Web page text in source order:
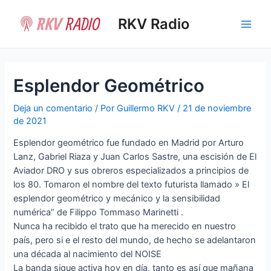
contenido
RKV Radio
Esplendor Geométrico
Deja un comentario / PorGuillermo RKV/ 21 de noviembre
de 2021
Esplendor geométrico fue fundado en Madrid por Arturo
Lanz, Gabriel Riaza y Juan Carlos Sastre, una escisión de El
Aviador DRO y sus obreros especializados a principios de
los 80. Tomaron el nombre del texto futurista llamado » El
esplendor geométrico y mecánico y la sensibilidad
numérica” de Filippo Tommaso Marinetti .
Nunca ha recibido el trato que ha merecido en nuestro
país, pero si e el resto del mundo, de hecho se adelantaron
una década al nacimiento del NOISE
La banda sigue activa hoy en día, tanto es así que mañana